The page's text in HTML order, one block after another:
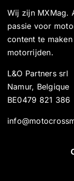
Wij zijn MXMag.
passie voor
content te
motorrijden.
L&O Partners srl
Namur, Belgique
BE0479 821 386